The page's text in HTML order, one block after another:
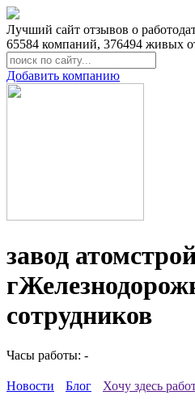
Лучший сайт отзывов о
65584 компаний, 376494 живых
Добавить компанию
завод
сотрудников
Часы работы: -
Новости Блог Хочу здесь